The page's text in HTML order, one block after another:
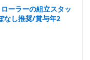
ーラーの組立スタッ
なし推奨/賞与年2